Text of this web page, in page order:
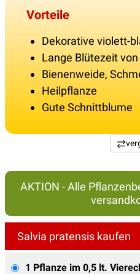
Vorteile
Dekorative violett-
Lange Blütezeit
Bienenweide,
Heilpflanze
Gute Schnittblume
AKTION - Alle
Salvia pratensis kaufen
1 Pflanze im 0,5 lt.